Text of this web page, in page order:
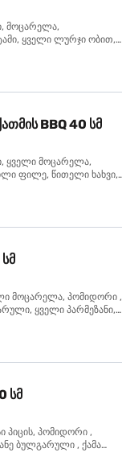
ყველი ლურჯი ობით,
BBQ 40 სმ
ყველი მოცარელა,
ფილე, წითელი ხახვი,
მოცარელა, პომიდორი ,
ყველი პარმეზანი,
სმ
ბულგარული , ქამა